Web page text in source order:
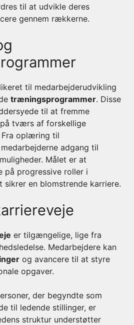
til at udvikle deres
gennem rækkerne.
til medarbejderudvikling
træningsprogrammer. Disse
til at fremme
tværs af forskellige
Fra oplæring til
adgang til
Målet er at
på progressive roller i
sikrer en blomstrende karriere.
er tilgængelige, lige fra
Medarbejdere kan
og avancere til at styre
opgaver.
der begyndte som
til ledende stillinger, er
struktur understøtter